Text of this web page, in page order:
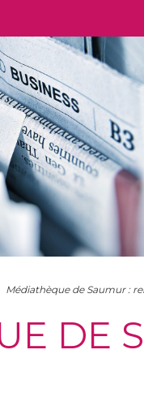
Médiathèque de Saumur :
DE